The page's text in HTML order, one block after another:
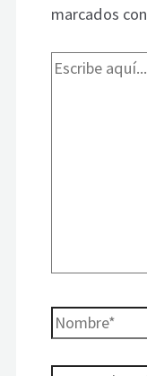
marcados con